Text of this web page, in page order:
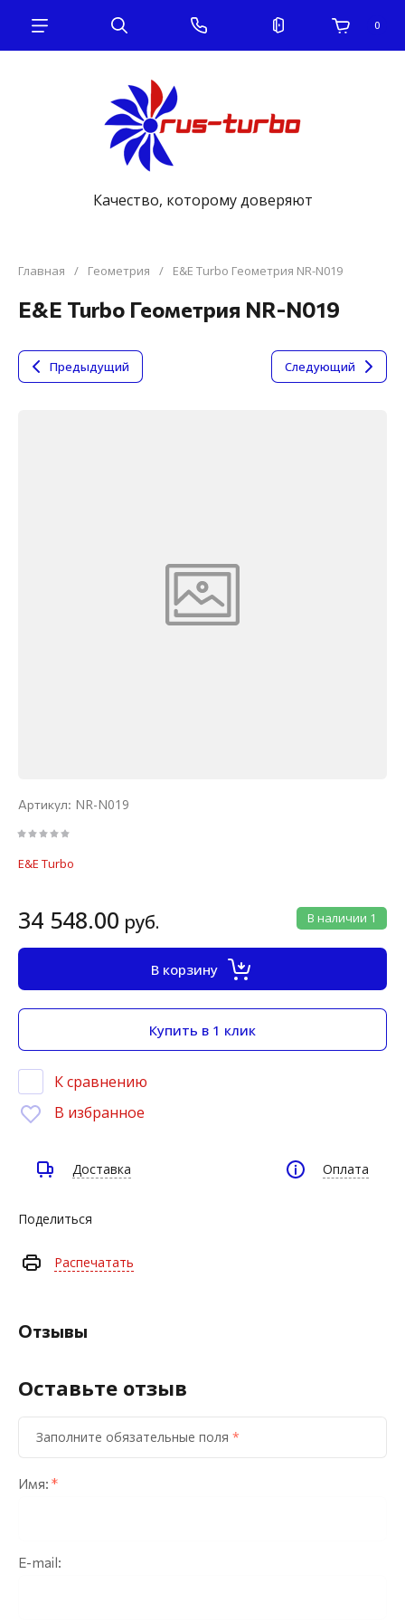
Качество, которому доверяют
0
Главная / Геометрия / E&E Turbo Геометрия NR-N019
E&E Turbo Геометрия NR-N019
Предыдущий Следующий
Артикул: NR-N019
E&E Turbo
В наличии 1
34 548.00 руб.
В корзину
Купить в 1 клик
К сравнению
В избранное
Доставка Оплата
Поделиться
Распечатать
Отзывы
Оставьте отзыв
Заполните обязательные поля *
Имя: *
E-mail: